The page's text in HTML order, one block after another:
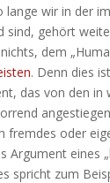
lange wir in der
sind, gehört
dem
. Denn dies
das von den in
fremdes oder
Argument eines
spricht zum